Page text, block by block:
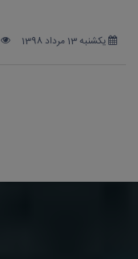
یکشنبه 13 مرداد 1398